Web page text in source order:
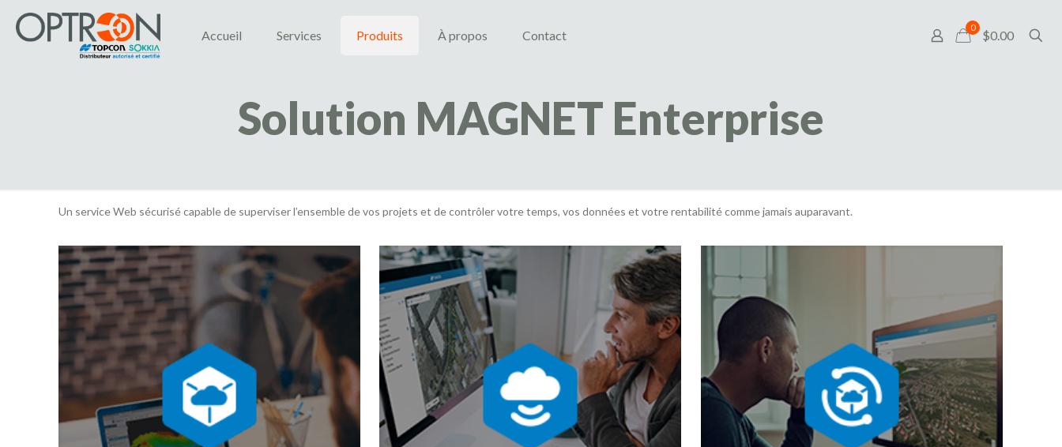
Accueil Services Produits À propos Contact
0
$0.00
Solution MAGNET Enterprise
Un service Web sécurisé capable de superviser l’ensemble de vos projets et de contrôler votre temps, vos données et votre rentabilité comme jamais auparavant.